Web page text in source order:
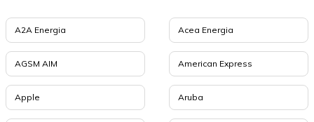
A2A Energia Acea Energia
AGSM AIM American Express
Apple Aruba